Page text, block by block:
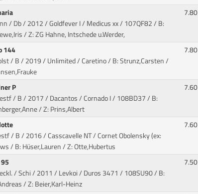
/ Db / 2012 / Goldfever I / Medicus xx/ 107QF82 / B:
/ Z: ZG Hahne, Intschede u.Werder,
7.80
144
/ B / 2019 / Unlimited / Caretino/ B: Strunz,Carsten /
7.80
P
/ B / 2017 / Dacantos / Cornado I/ 108BD37 / B:
/ Z: Prins,Albert
7.60
/ B / 2016 / Casscavelle NT / Cornet Obolensky (ex:
/ B: Hüser,Lauren / Z: Otte,Hubertus
7.60
/ Schi / 2011 / Levkoi / Duros 3471 / 108SU90 / B:
/ Z: Beier,Karl-Heinz
7.50